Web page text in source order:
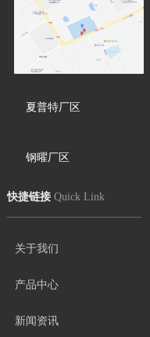
快捷链接 Quick Link
关于我们
产品中心
新闻资讯
夏普特厂区
钢曜厂区